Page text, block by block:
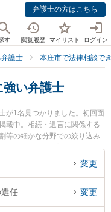
弁護士の方はこちら
す 閲覧履歴 マイリスト ログイン
護士 本庄市で法律相談で
強い弁護士
が1名見つかりました。初回面
載中。相続・遺言に関係する
等の細かな分野での絞り込み
英幸弁護士のプロフィール情
『本庄市で土日や夜間に発生
内の弁護士に相談予約した
変更
任 変更